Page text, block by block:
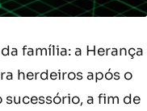
família: a Herança
herdeiros após o
a fim de